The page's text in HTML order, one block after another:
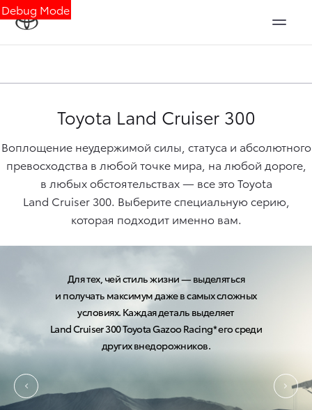
Debug Mode
Toyota Land Cruiser 300
Воплощение неудержимой силы, статуса и абсолютного
превосходства в любой точке мира, на любой дороге,
в любых обстоятельствах — все это Toyota
Land Cruiser 300. Выберите специальную серию,
которая подходит именно вам.
Для тех, чей стиль жизни — выделяться
и получать максимум даже в самых сложных
условиях. Каждая деталь выделяет
Land Cruiser 300Toyota Gazoo Racing*его среди
других внедорожников.
Land Cruiser 300
70-летняя годовщина — 70th Anniversary (Энниверсари)*